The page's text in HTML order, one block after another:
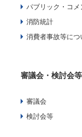
パブリック・コメ
消防統計
消費者事故等につ
審議会・検討会等
審議会
検討会等